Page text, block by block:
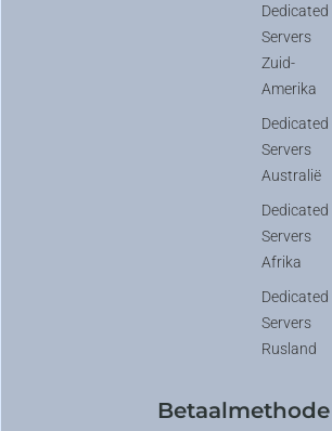
Dedicated
Servers
Zuid-
Amerika
Dedicated
Servers
Australië
Dedicated
Servers
Afrika
Dedicated
Servers
Rusland
Betaalmethode